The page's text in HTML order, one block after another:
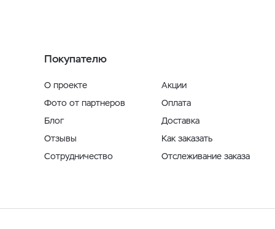
Покупателю
О проекте
Фото от партнеров
Блог
Отзывы
Сотрудничество
Акции
Оплата
Доставка
Как заказать
Отслеживание заказа